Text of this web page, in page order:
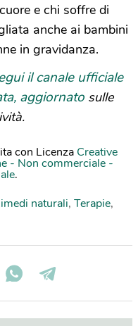
e chi soffre di
anche ai bambini
in gravidanza.
il canale ufficiale
aggiornato sulle
con Licenza Creative
- Non commerciale -
.
naturali, Terapie,